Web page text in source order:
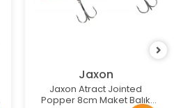
Jaxon
Jaxon Atract Jointed
Popper 8cm Maket Balık